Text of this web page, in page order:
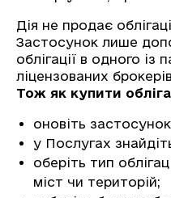
Дія не продає
Застосунок лише
облігації в одного із
ліцензованих
Тож як купити
оновіть
у Послугах
оберіть тип
міст чи територій;